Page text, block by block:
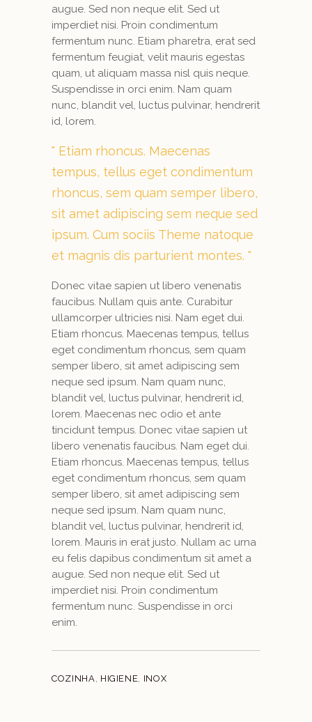
augue. Sed non neque elit. Sed ut
imperdiet nisi. Proin condimentum
fermentum nunc. Etiam pharetra, erat sed
fermentum feugiat, velit mauris egestas
quam, ut aliquam massa nisl quis neque.
Suspendisse in orci enim. Nam quam
nunc, blandit vel, luctus pulvinar, hendrerit
id, lorem.
Etiam rhoncus. Maecenas
tempus, tellus eget condimentum
rhoncus, sem quam semper libero,
sit amet adipiscing sem neque sed
ipsum. Cum sociis Theme natoque
et magnis dis parturient montes.
Donec vitae sapien ut libero venenatis
faucibus. Nullam quis ante. Curabitur
ullamcorper ultricies nisi. Nam eget dui.
Etiam rhoncus. Maecenas tempus, tellus
eget condimentum rhoncus, sem quam
semper libero, sit amet adipiscing sem
neque sed ipsum. Nam quam nunc,
blandit vel, luctus pulvinar, hendrerit id,
lorem. Maecenas nec odio et ante
tincidunt tempus. Donec vitae sapien ut
libero venenatis faucibus. Nam eget dui.
Etiam rhoncus. Maecenas tempus, tellus
eget condimentum rhoncus, sem quam
semper libero, sit amet adipiscing sem
neque sed ipsum. Nam quam nunc,
blandit vel, luctus pulvinar, hendrerit id,
lorem. Mauris in erat justo. Nullam ac urna
eu felis dapibus condimentum sit amet a
augue. Sed non neque elit. Sed ut
imperdiet nisi. Proin condimentum
fermentum nunc. Suspendisse in orci
enim.
COZINHA HIGIENE INOX